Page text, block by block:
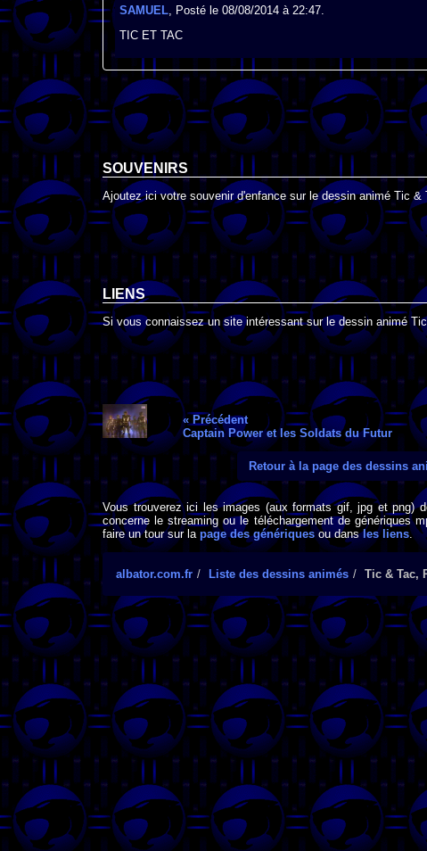
SAMUEL, Posté le 08/08/2014 à 22:47.
TIC ET TAC
SOUVENIRS
Ajoutez ici votre souvenir d'enfance sur le dessin animé Tic
LIENS
Si vous connaissez un site intéressant sur le dessin animé
« Précédent
Captain Power et les Soldats du Futur
Retour à la page des dessins
Vous trouverez ici les images (aux formats gif, jpg et png)
concerne le streaming ou le téléchargement de génériques
faire un tour sur la page des génériques ou dansles liens.
albator.com.fr Liste des dessins animés Tic & Tac,